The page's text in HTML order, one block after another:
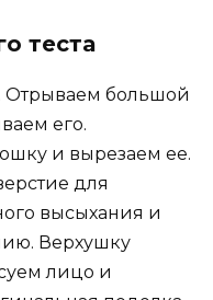
теста
Отрываем большой
его.
и вырезаем ее.
для
высыхания и
Верхушку
лицо и